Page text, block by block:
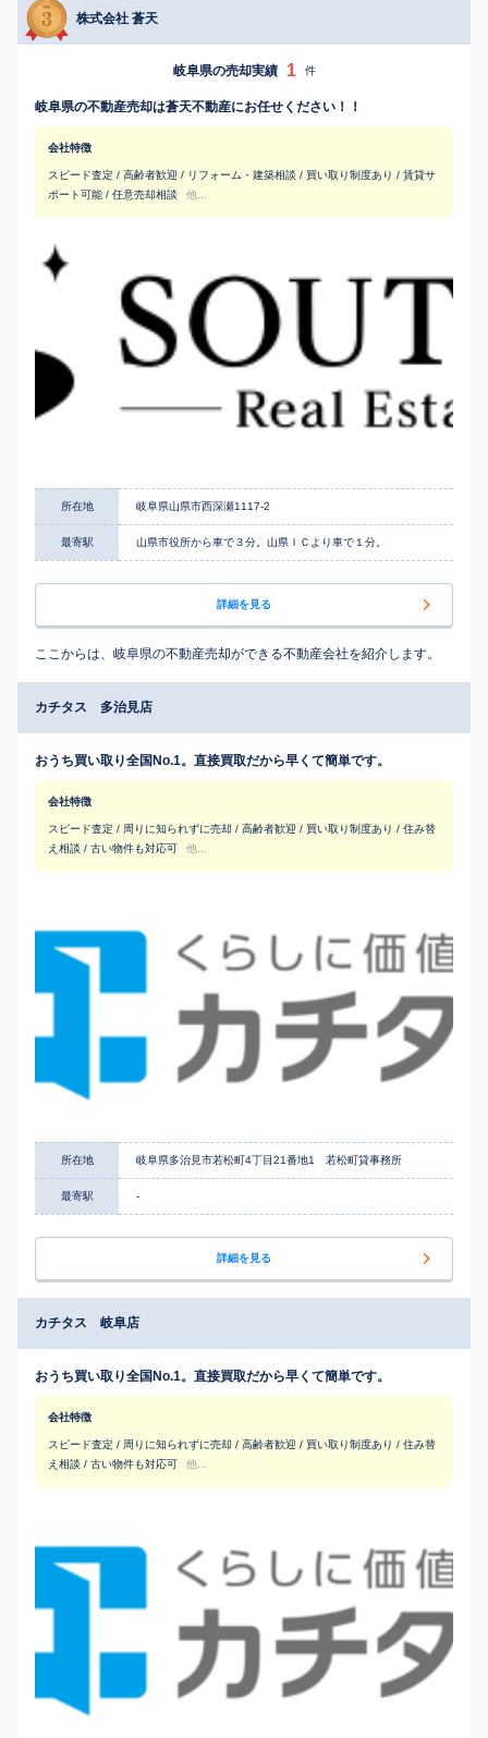
株式会社 蒼天
岐阜県の売却実績 1 件
岐阜県の不動産売却は蒼天不動産にお任せください！！
会社特徴
スピード査定 / 高齢者歓迎 / リフォーム・建築相談 / 買い取り制度あり / 賃貸サ
ポート可能 / 任意売却相談
他...
所在地 岐阜県山県市西深瀬1117-2
最寄駅 山県市役所から車で３分。山県ＩＣより車で１分。
詳細を見る
ここからは、岐阜県の不動産売却ができる不動産会社を紹介します。
カチタス 多治見店
おうち買い取り全国No.1。直接買取だから早くて簡単です。
会社特徴
スピード査定 / 周りに知られずに売却 / 高齢者歓迎 / 買い取り制度あり / 住み替
え相談 / 古い物件も対応可
他...
所在地 岐阜県多治見市若松町4丁目21番地1 若松町貸事務所
最寄駅 -
詳細を見る
カチタス 岐阜店
おうち買い取り全国No.1。直接買取だから早くて簡単です。
会社特徴
スピード査定 / 周りに知られずに売却 / 高齢者歓迎 / 買い取り制度あり / 住み替
え相談 / 古い物件も対応可
他...